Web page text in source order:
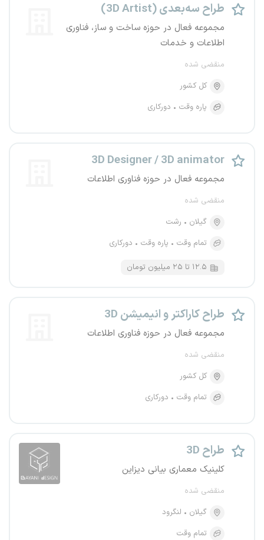
طراح سه‌بعدی (3D Artist)
مجموعه فعال در حوزه ساخت و ساز، فناوری
اطلاعات و خدمات
منقضی شده
کل کشور
پاره وقت
دورکاری
3D Designer / 3D animator
مجموعه فعال در حوزه فناوری اطلاعات
منقضی شده
گیلان
رشت
تمام وقت
پاره وقت دورکاری
۱۲.۵ تا ۲۵ میلیون تومان
طراح کاراکتر و انیمیشن 3D
مجموعه فعال در حوزه فناوری اطلاعات
منقضی شده
کل کشور
تمام وقت
دورکاری
طراح 3D
کلینیک معماری بیانی دیزاین
منقضی شده
گیلان
لنگرود
تمام وقت